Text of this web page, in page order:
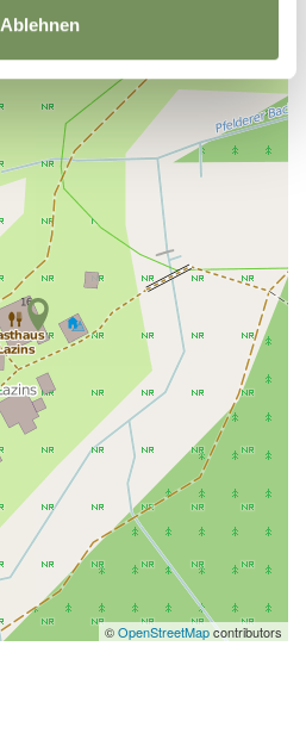
Ablehnen
©OpenStreetMapcontributors